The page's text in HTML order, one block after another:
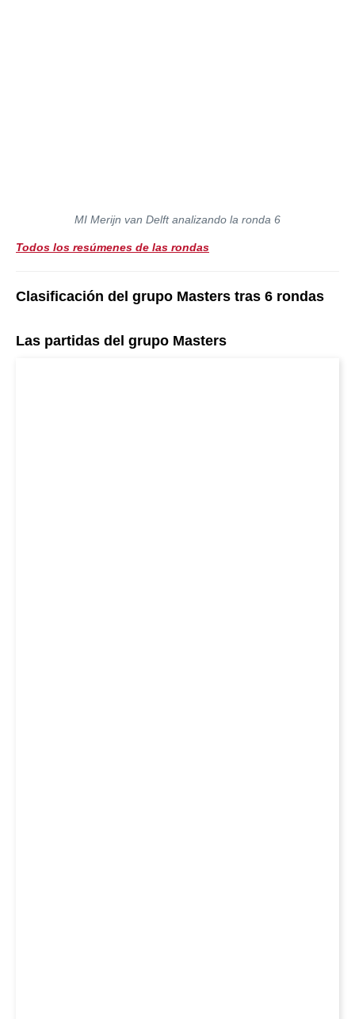
MI Merijn van Delft analizando la ronda 6
Todos los resúmenes de las rondas
Clasificación del grupo Masters tras 6 rondas
Las partidas del grupo Masters